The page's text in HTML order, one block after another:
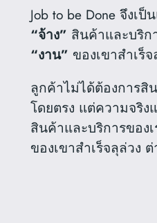
Job to be Done จึงเ
“จ้าง” สินค้าและบริก
“งาน” ของเขาสำเร็
ลูกค้าไม่ได้ต้องการสิ
โดยตรง แต่ความจริง
สินค้าและบริการของ
ของเขาสำเร็จลุล่วง